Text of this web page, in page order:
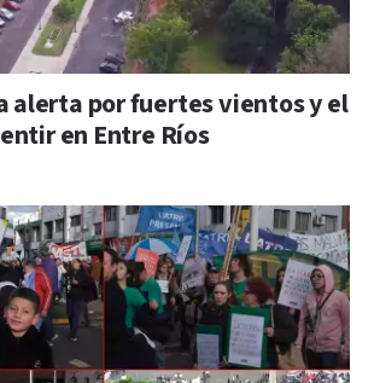
alerta por fuertes vientos y el
en Entre Ríos